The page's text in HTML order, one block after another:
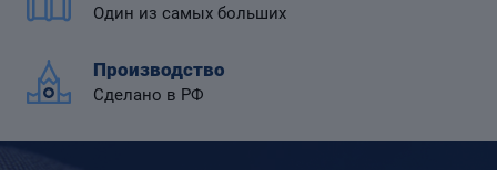
Один из самых больших
Производство
Сделано в РФ